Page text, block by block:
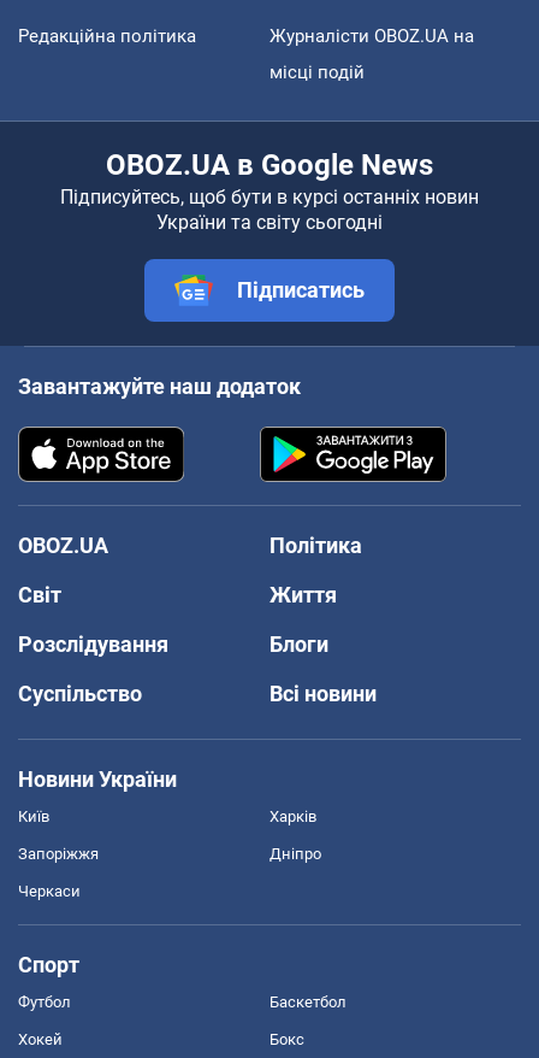
Редакційна політика
Журналісти OBOZ.UA на
місці подій
OBOZ.UA в Google News
Підписуйтесь, щоб бути в курсі останніх новин
України та світу сьогодні
Підписатись
Завантажуйте наш додаток
OBOZ.UA
Політика
Світ
Життя
Розслідування
Блоги
Суспільство
Всі новини
Новини України
Київ Харків
Запоріжжя Дніпро
Черкаси
Спорт
Футбол Баскетбол
Хокей Бокс